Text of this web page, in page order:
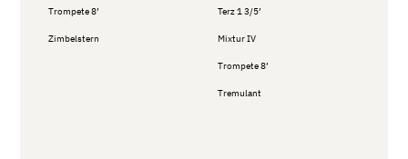
Trompete 8’
Zimbelstern
Terz 1 3/5’
Mixtur IV
Trompete 8’
Tremulant